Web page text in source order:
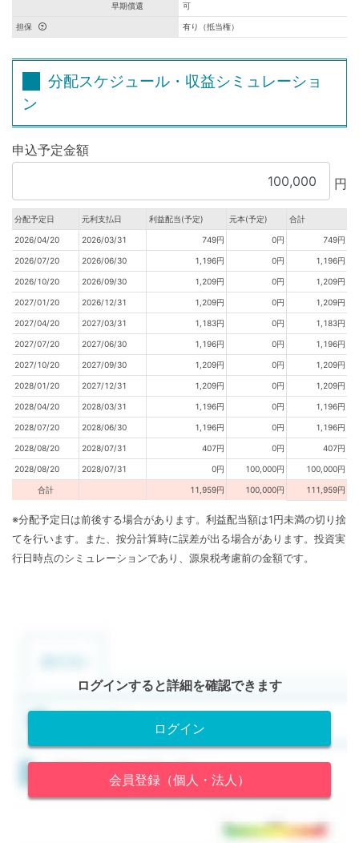
早期償還 可
担保 有り（抵当権）
分配スケジュール・収益シミュレーショ
ン
申込予定金額
円
分配予定日 元利支払日 利益配当(予定) 元本(予定) 合計
2026/04/20 2026/03/31 749円 0円 749円
2026/07/20 2026/06/30 1,196円 0円 1,196円
2026/10/20 2026/09/30 1,209円 0円 1,209円
2027/01/20 2026/12/31 1,209円 0円 1,209円
2027/04/20 2027/03/31 1,183円 0円 1,183円
2027/07/20 2027/06/30 1,196円 0円 1,196円
2027/10/20 2027/09/30 1,209円 0円 1,209円
2028/01/20 2027/12/31 1,209円 0円 1,209円
2028/04/20 2028/03/31 1,196円 0円 1,196円
2028/07/20 2028/06/30 1,196円 0円 1,196円
2028/08/20 2028/07/31 407円 0円 407円
2028/08/20 2028/07/31 0円 100,000円 100,000円
合計 11,959円 100,000円 111,959円
※分配予定日は前後する場合があります。利益配当額は1円未満の切り捨
てを行います。また、按分計算時に誤差が出る場合があります。投資実
行日時点のシミュレーションであり、源泉税考慮前の金額です。
ログインすると詳細を確認できます
ログイン
会員登録（個人・法人）